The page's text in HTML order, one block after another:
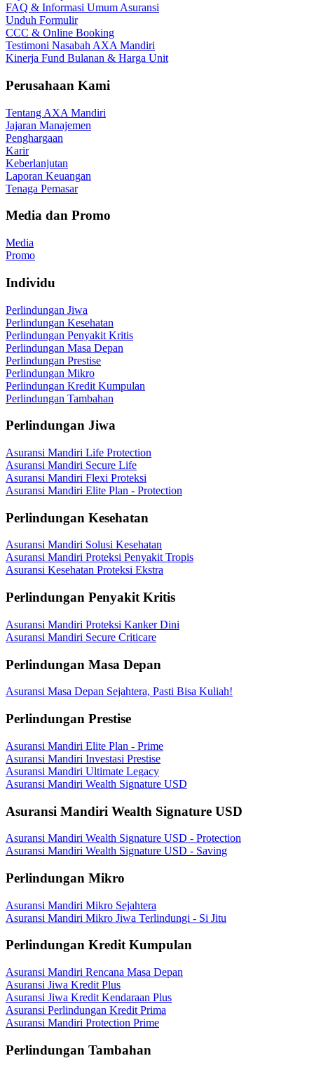
FAQ & Informasi Umum Asuransi
Unduh Formulir
CCC & Online Booking
Testimoni Nasabah AXA Mandiri
Kinerja Fund Bulanan & Harga Unit
Perusahaan Kami
Tentang AXA Mandiri
Jajaran Manajemen
Penghargaan
Karir
Keberlanjutan
Laporan Keuangan
Tenaga Pemasar
Media dan Promo
Media
Promo
Individu
Perlindungan Jiwa
Perlindungan Kesehatan
Perlindungan Penyakit Kritis
Perlindungan Masa Depan
Perlindungan Prestise
Perlindungan Mikro
Perlindungan Kredit Kumpulan
Perlindungan Tambahan
Perlindungan Jiwa
Asuransi Mandiri Life Protection
Asuransi Mandiri Secure Life
Asuransi Mandiri Flexi Proteksi
Asuransi Mandiri Elite Plan - Protection
Perlindungan Kesehatan
Asuransi Mandiri Solusi Kesehatan
Asuransi Mandiri Proteksi Penyakit Tropis
Asuransi Kesehatan Proteksi Ekstra
Perlindungan Penyakit Kritis
Asuransi Mandiri Proteksi Kanker Dini
Asuransi Mandiri Secure Criticare
Perlindungan Masa Depan
Asuransi Masa Depan Sejahtera, Pasti Bisa Kuliah!
Perlindungan Prestise
Asuransi Mandiri Elite Plan - Prime
Asuransi Mandiri Investasi Prestise
Asuransi Mandiri Ultimate Legacy
Asuransi Mandiri Wealth Signature USD
Asuransi Mandiri Wealth Signature USD
Asuransi Mandiri Wealth Signature USD - Protection
Asuransi Mandiri Wealth Signature USD - Saving
Perlindungan Mikro
Asuransi Mandiri Mikro Sejahtera
Asuransi Mandiri Mikro Jiwa Terlindungi - Si Jitu
Perlindungan Kredit Kumpulan
Asuransi Mandiri Rencana Masa Depan
Asuransi Jiwa Kredit Plus
Asuransi Jiwa Kredit Kendaraan Plus
Asuransi Perlindungan Kredit Prima
Asuransi Mandiri Protection Prime
Perlindungan Tambahan